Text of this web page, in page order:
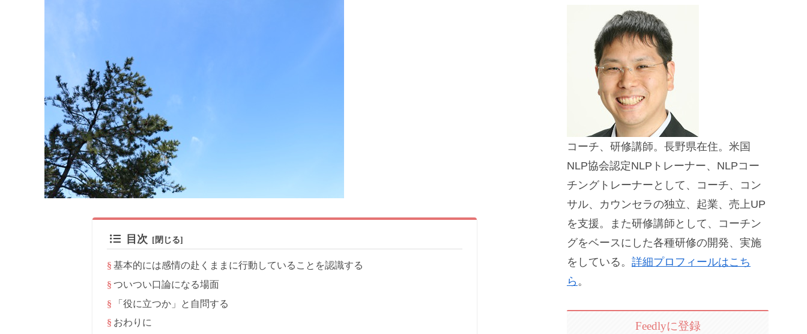
目次
基本的には感情の赴くままに行動していることを認識する
ついつい口論になる場面
「役に立つか」と自問する
おわりに
コーチ、研修講師。長野県在住。米国
NLP協会認定NLPトレーナー、NLPコー
チングトレーナーとして、コーチ、コン
サル、カウンセラの独立、起業、売上UP
を支援。また研修講師として、コーチン
グをベースにした各種研修の開発、実施
をしている。 詳細プロフィールはこち
ら 。
Feedlyに登録